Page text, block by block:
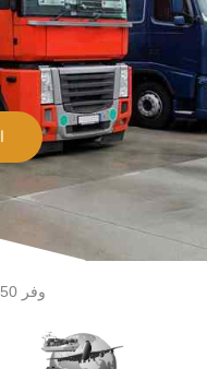
وفر 50٪ على شحن الاثاث